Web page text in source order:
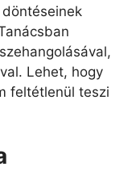
Lehet, hogy
feltétlenül teszi